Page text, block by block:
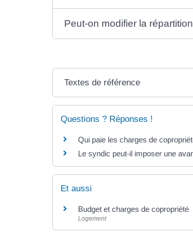
Peut-on modifier la
Textes de référence
Questions ? Réponses !
Qui paie les charges de
Le syndic peut-il imposer une
Et aussi
Budget et charges de copropriété
Logement